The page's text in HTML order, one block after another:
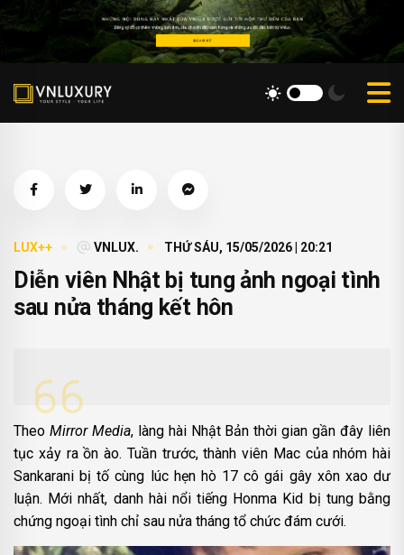
LUX++ VNLUX. THỨ SÁU, 15/05/2026 | 20:21
Diễn viên Nhật bị tung ảnh ngoại tình
sau nửa tháng kết hôn
Theo Mirror Media, làng hài Nhật Bản thời gian gần đây liên
tục xảy ra ồn ào. Tuần trước, thành viên Mac của nhóm hài
Sankarani bị tố cùng lúc hẹn hò 17 cô gái gây xôn xao dư
luận. Mới nhất, danh hài nổi tiếng Honma Kid bị tung bằng
chứng ngoại tình chỉ sau nửa tháng tổ chức đám cưới.